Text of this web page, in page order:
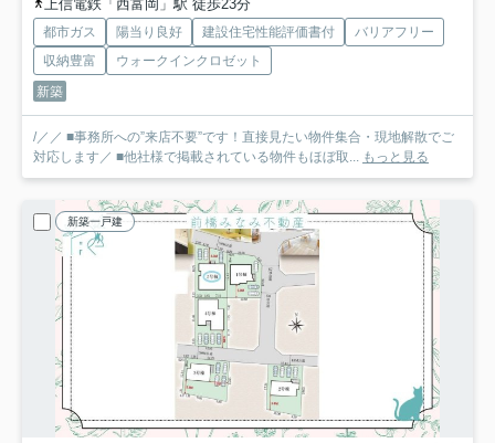
上信電鉄「西富岡」駅 徒歩23分
都市ガス 陽当り良好 建設住宅性能評価書付
バリアフリー
収納豊富
ウォークインクロゼット
新築
/／／ ■事務所への”来店不要”です！直接見たい物件集合・現地解散でご
対応します／ ■他社様で掲載されている物件もほぼ取...
もっと見る
新築一戸建